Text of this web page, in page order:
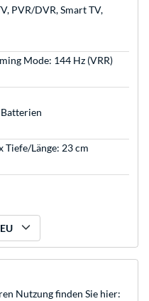
PVR/DVR, Smart TV,
Mode: 144 Hz (VRR)
Tiefe/Länge: 23 cm
Nutzung finden Sie hier: